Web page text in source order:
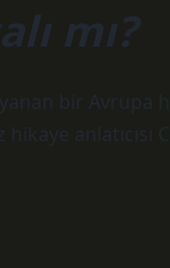
mı?
bir Avrupa
anlatıcısı